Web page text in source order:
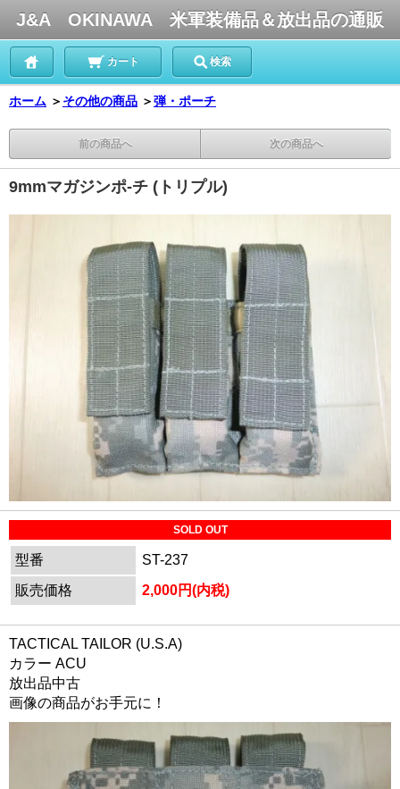
J&A OKINAWA 米軍装備品＆放出品の通販
カート 検索
ホーム ＞ その他の商品 ＞弾・ポーチ
前の商品へ 次の商品へ
9mmマガジンポ-チ (トリプル)
SOLD OUT
型番
ST-237
販売価格
2,000円(内税)
TACTICAL TAILOR (U.S.A)
カラー ACU
放出品中古
画像の商品がお手元に！